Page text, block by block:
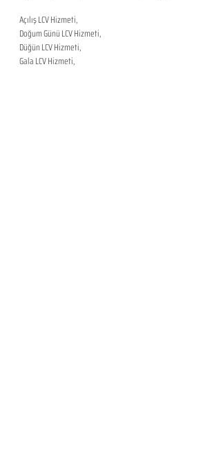
Açılış LCV Hizmeti,
Doğum Günü LCV Hizmeti,
Düğün LCV Hizmeti,
Gala LCV Hizmeti,